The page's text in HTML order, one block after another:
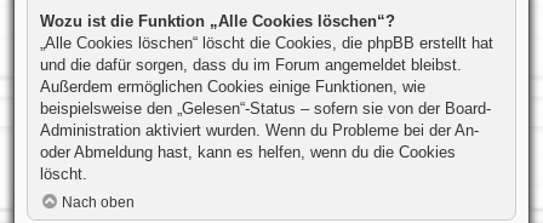
Wozu ist die Funktion „Alle Cookies löschen“?
„Alle Cookies löschen“ löscht die Cookies, die phpBB erstellt hat
und die dafür sorgen, dass du im Forum angemeldet bleibst.
Außerdem ermöglichen Cookies einige Funktionen, wie
beispielsweise den „Gelesen“-Status – sofern sie von der Board-
Administration aktiviert wurden. Wenn du Probleme bei der An-
oder Abmeldung hast, kann es helfen, wenn du die Cookies
löscht.
Nach oben